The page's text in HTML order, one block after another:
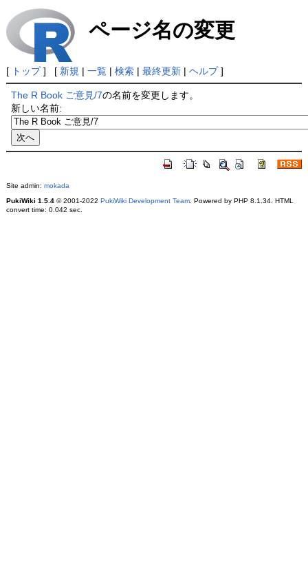
ページ名の変更
[ トップ] [ 新規 | 一覧| 検索| 最終更新| ヘルプ]
The R Book ご意見/7の名前を変更します。
新しい名前:
Site admin: mokada
PukiWiki 1.5.4© 2001-2022 PukiWiki Development Team. Powered by PHP 8.1.34. HTML
convert time: 0.042 sec.